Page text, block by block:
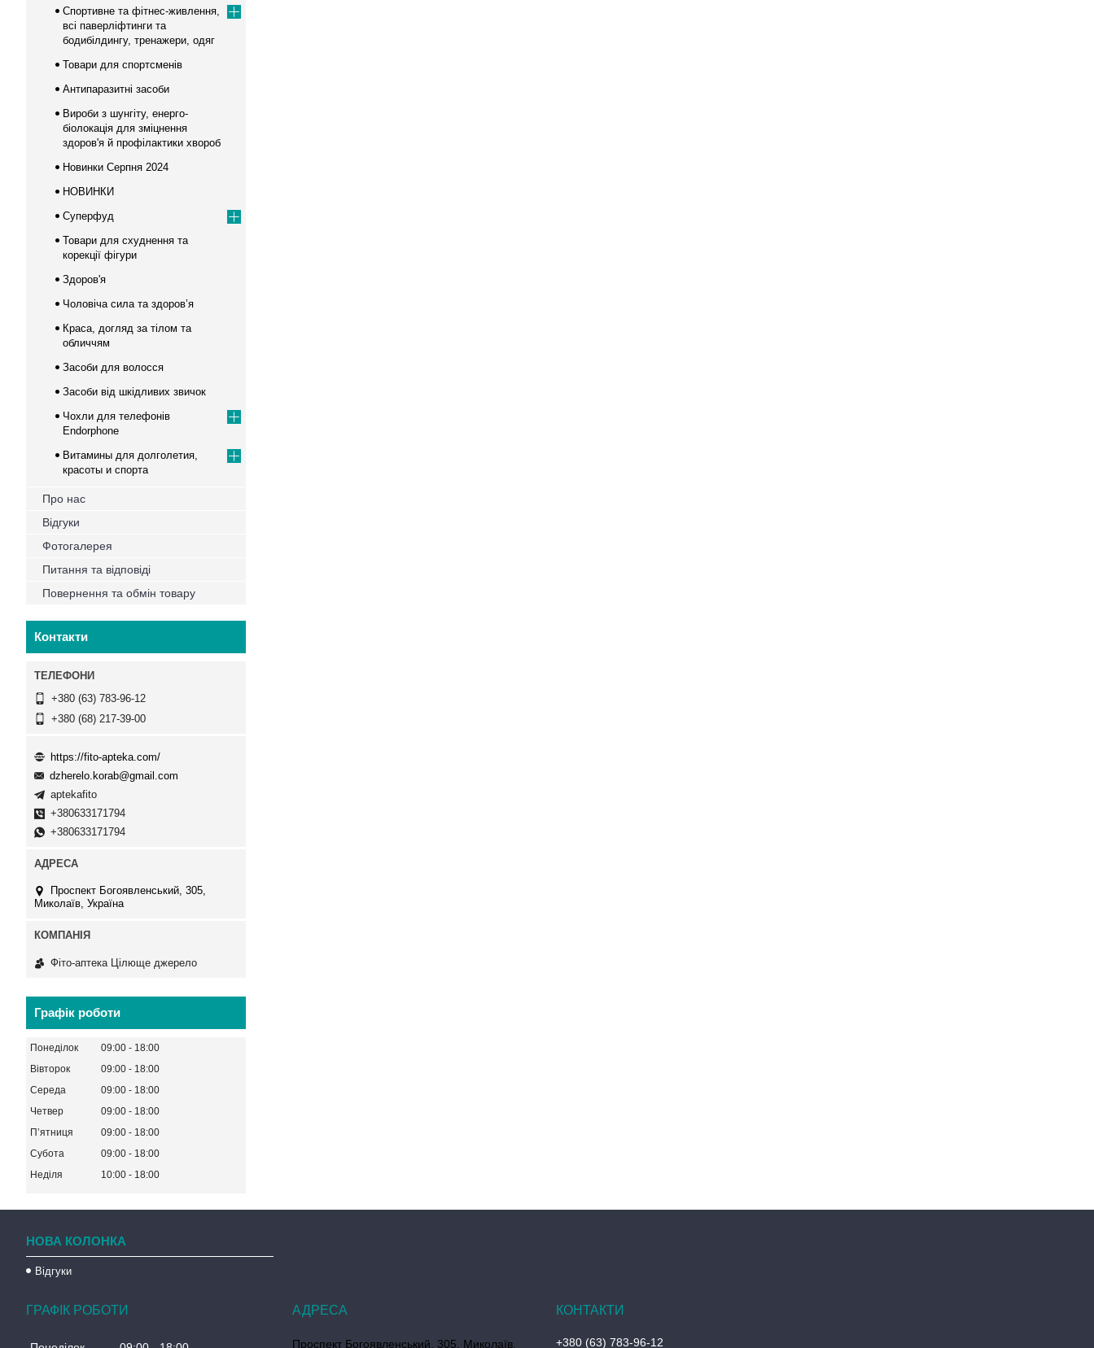
Спортивне та фітнес-живлення,
всі паверліфтинги та
бодибілдингу, тренажери, одяг
Товари для спортсменів
Антипаразитні засоби
Вироби з шунгіту, енерго-
біолокація для зміцнення
здоров'я й профілактики хвороб
Новинки Серпня 2024
НОВИНКИ
Суперфуд
Товари для схуднення та
корекції фігури
Здоров'я
Чоловіча сила та здоров’я
Краса, догляд за тілом та
обличчям
Засоби для волосся
Засоби від шкідливих звичок
Чохли для телефонів
Endorphone
Витамины для долголетия,
красоты и спорта
Про нас
Відгуки
Фотогалерея
Питання та відповіді
Повернення та обмін товару
Контакти
+380 (63) 783-96-12
+380 (68) 217-39-00
https://fito-apteka.com/
dzherelo.korab@gmail.com
aptekafito
+380633171794
+380633171794
Проспект Богоявленський, 305,
Миколаїв, Україна
Фіто-аптека Цілюще джерело
Графік роботи
Понеділок 09:00
18:00
Вівторок
09:00
18:00
Середа
09:00
18:00
Четвер
09:00
18:00
Пʼятниця
09:00
18:00
Субота
09:00
18:00
Неділя
10:00 18:00
НОВА КОЛОНКА
Відгуки
ГРАФІК РОБОТИ
Проспект Богоявленський, 305, Миколаїв, +380 (63) 783-96-12